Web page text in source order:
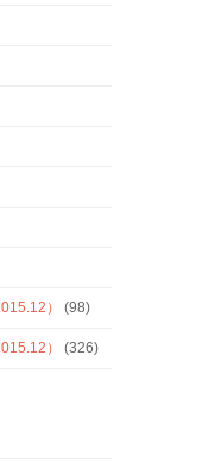
） (98)
） (326)